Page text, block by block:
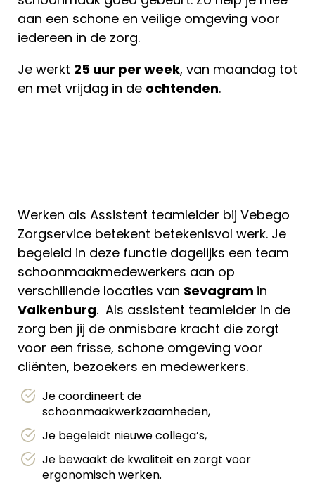
aan een schone en veilige omgeving voor
iedereen in de zorg.
Je werkt 25 uur per week, van maandag tot
en met vrijdag in de ochtenden.
Werken als Assistent teamleider bij Vebego
Zorgservice betekent betekenisvol werk. Je
begeleid in deze functie dagelijks een team
schoonmaakmedewerkers aan op
verschillende locaties van Sevagram in
Valkenburg. Als assistent teamleider in de
zorg ben jij de onmisbare kracht die zorgt
voor een frisse, schone omgeving voor
cliënten, bezoekers en medewerkers.
Je coördineert de
schoonmaakwerkzaamheden,
Je begeleidt nieuwe collega’s,
Je bewaakt de kwaliteit en zorgt voor
ergonomisch werken.